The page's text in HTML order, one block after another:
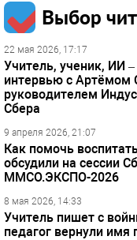
Выбор
22 мая 2026, 17:17
Учитель, ученик, ИИ
интервью с Артёмом
руководителем
Сбера
9 апреля 2026, 21:07
Как помочь
обсудили на сессии
ММСО.ЭКСПО-2026
8 мая 2026, 14:33
Учитель пишет с
педагог вернули имя